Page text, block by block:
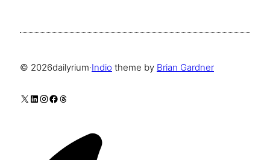
© 2026dailyrium·Indio theme by Brian Gardner
X LinkedIn
Instagram
Facebook
Threads